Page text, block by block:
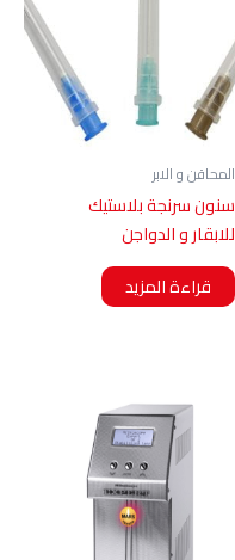
المحاقن و الابر
سنون سرنجة بلاستيك
للابقار و الدواجن
قراءة المزيد